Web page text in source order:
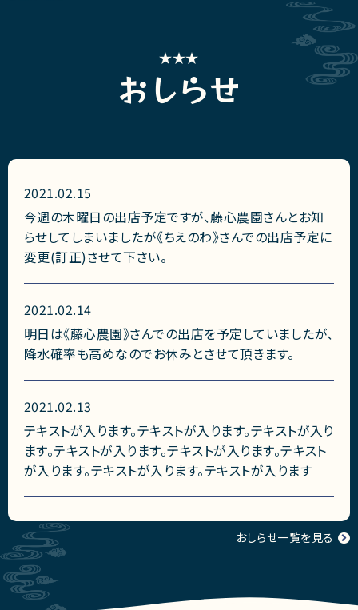
おしらせ
2021.02.15
今週の木曜日の出店予定ですが、藤心農園さんとお知
らせしてしまいましたが《ちえのわ》さんでの出店予定に
変更(訂正)させて下さい。
2021.02.14
明日は《藤心農園》さんでの出店を予定していましたが、
降水確率も高めなのでお休みとさせて頂きます。
2021.02.13
テキストが入ります。テキストが入ります。テキストが入り
ます。テキストが入ります。テキストが入ります。テキスト
が入ります。テキストが入ります。テキストが入ります
おしらせ一覧を見る